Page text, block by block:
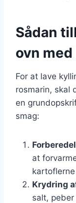
Sådan
ovn
For at lave
rosmarin, skal
en
smag:
at
Krydring
salt,